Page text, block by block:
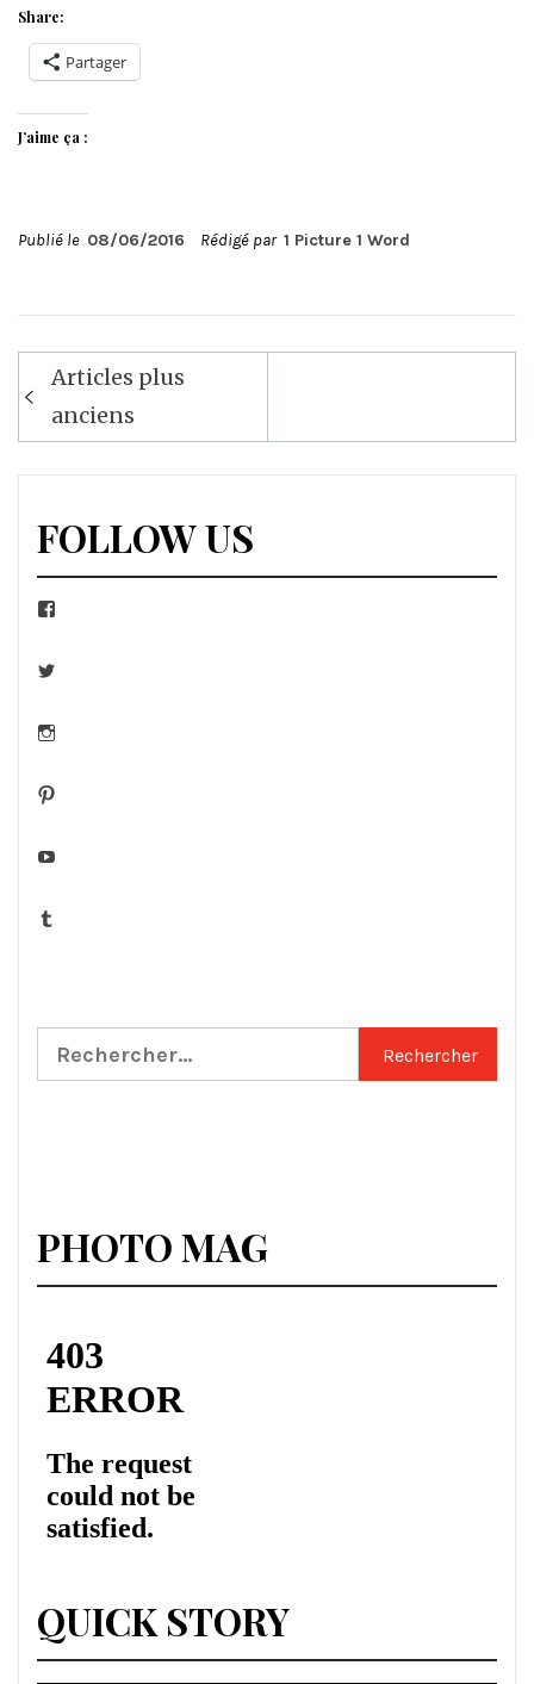
Share:
Partager
J’aime ça :
Publié le 08/06/2016 Rédigé par 1 Picture 1 Word
Navigation
des
articles
Articles plus
anciens
FOLLOW US
Facebook
Twitter
Instagram
Pinterest
YouTube
Tumblr
Rechercher :
PHOTO MAG
QUICK STORY